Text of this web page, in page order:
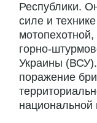
Республики.
силе и
горно-
Украины
поражение
национальной